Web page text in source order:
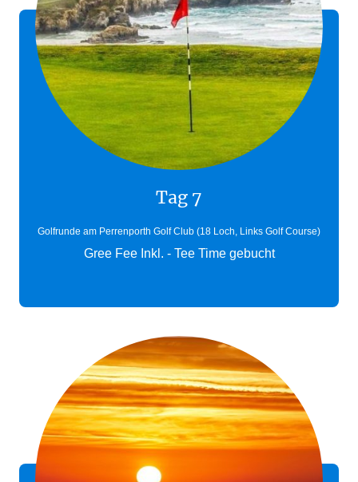
Tag 7
Golfrunde am Perrenporth Golf Club (18 Loch, Links Golf Course)
Gree Fee Inkl. - Tee Time gebucht